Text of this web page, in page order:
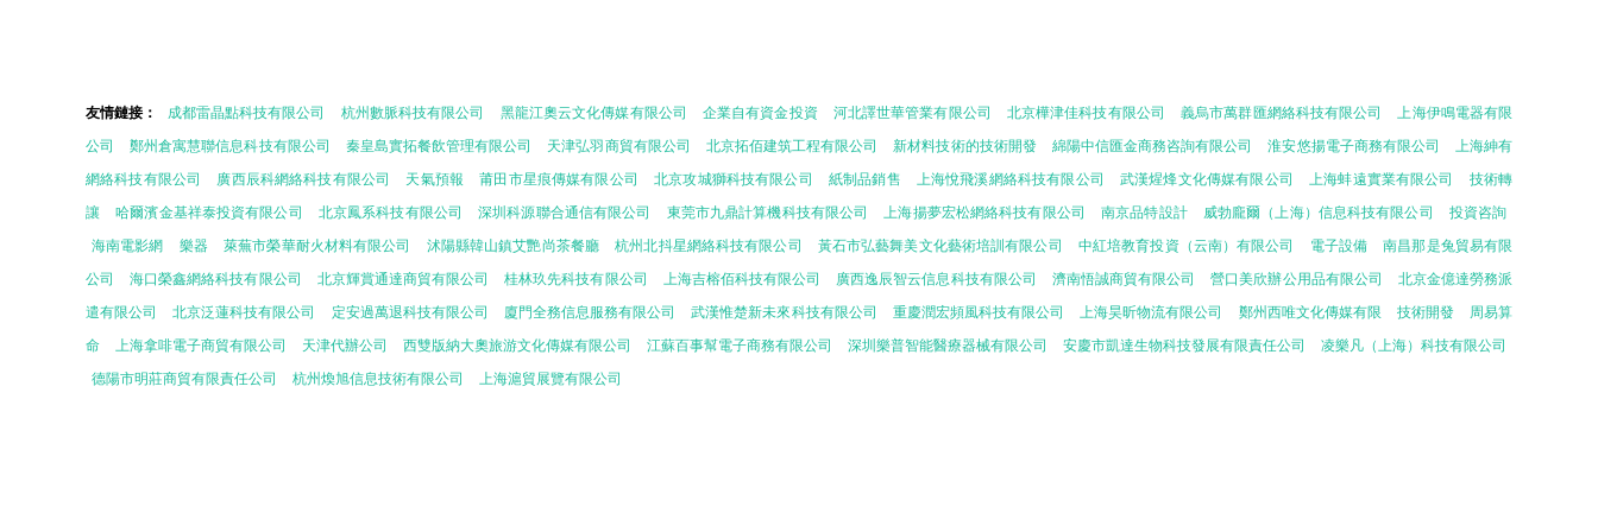
友情鏈接： 成都雷晶點科技有限公司 杭州數脈科技有限公司 黑龍江奧云文化傳媒有限公司 企業自有資金投資 河北譯世華管業有限公司 北京樺津佳科技有限公司 義烏市萬群匯網絡科技有限公司
上海伊鳴電器有限
公司
鄭州倉寓慧聯信息科技有限公司 秦皇島實拓餐飲管理有限公司 天津弘羽商貿有限公司 北京拓佰建筑工程有限公司 新材料技術的技術開發 綿陽中信匯金商務咨詢有限公司 淮安悠揚電子商務有限公司
上海紳有
網絡科技有限公司
廣西辰科網絡科技有限公司 天氣預報 莆田市星痕傳媒有限公司 北京攻城獅科技有限公司 紙制品銷售 上海悅飛溪網絡科技有限公司 武漢煋烽文化傳媒有限公司 上海蚌遠實業有限公司
技術轉
讓
哈爾濱金基祥泰投資有限公司 北京鳳系科技有限公司 深圳科源聯合通信有限公司 東莞市九鼎計算機科技有限公司 上海揚夢宏松網絡科技有限公司 南京品特設計 威勃龐爾（上海）信息科技有限公司
投資咨詢
海南電影網
樂器 萊蕪市榮華耐火材料有限公司 沭陽縣韓山鎮艾艷尚茶餐廳 杭州北抖星網絡科技有限公司 黃石市弘藝舞美文化藝術培訓有限公司 中紅培教育投資（云南）有限公司 電子設備
南昌那是兔貿易有限
公司
海口榮鑫網絡科技有限公司 北京輝賞通達商貿有限公司 桂林玖先科技有限公司 上海吉榕佰科技有限公司 廣西逸辰智云信息科技有限公司 濟南悟誠商貿有限公司 營口美欣辦公用品有限公司
北京金億達勞務派
遣有限公司
北京泛蓮科技有限公司 定安過萬退科技有限公司 廈門全務信息服務有限公司 武漢惟楚新未來科技有限公司 重慶潤宏頻風科技有限公司 上海昊昕物流有限公司 鄭州西唯文化傳媒有限 技術開發
周易算
命
上海拿啡電子商貿有限公司 天津代辦公司 西雙版納大奧旅游文化傳媒有限公司 江蘇百事幫電子商務有限公司 深圳樂普智能醫療器械有限公司 安慶市凱達生物科技發展有限責任公司
凌樂凡（上海）科技有限公司
德陽市明莊商貿有限責任公司
杭州煥旭信息技術有限公司 上海滬貿展覽有限公司